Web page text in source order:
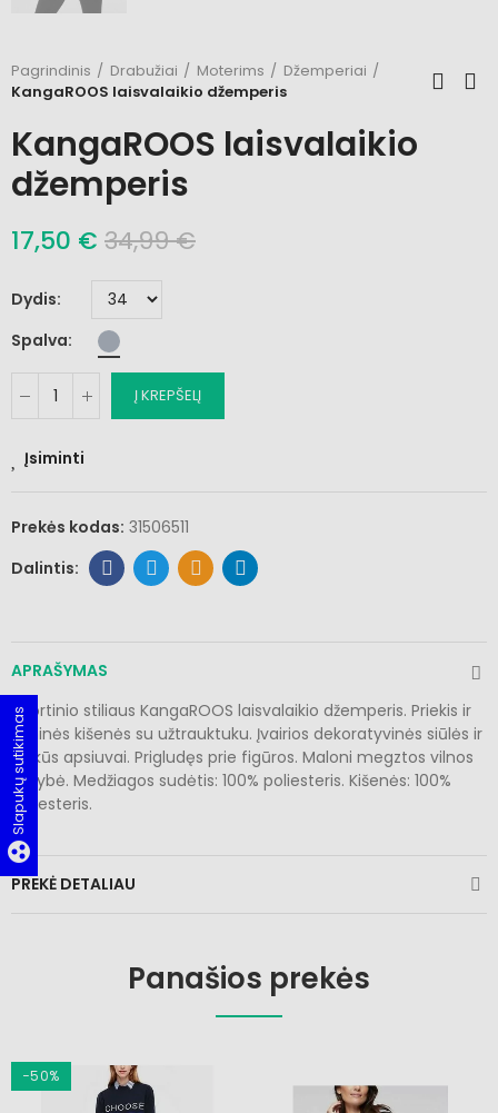
Pagrindinis Drabužiai Moterims
Džemperiai
KangaROOS laisvalaikio džemperis
KangaROOS laisvalaikio
džemperis
17,50 € 34,99 €
Dydis
Spalva
Į KREPŠELĮ
Įsiminti
Prekės kodas: 31506511
APRAŠYMAS
Sportinio stiliaus KangaROOS laisvalaikio džemperis. Priekis ir
šoninės kišenės su užtrauktuku. Įvairios dekoratyvinės siūlės ir
ryškūs apsiuvai. Prigludęs prie figūros. Maloni megztos vilnos
kokybė. Medžiagos sudėtis: 100% poliesteris. Kišenės: 100%
poliesteris.
PREKĖ DETALIAU
Panašios prekės
−50%
group_work
Slapukų sutikimas